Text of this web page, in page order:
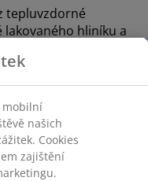
tepluvzdorné
lakovaného hliníku a
mobilní
našich
Cookies
zajištění